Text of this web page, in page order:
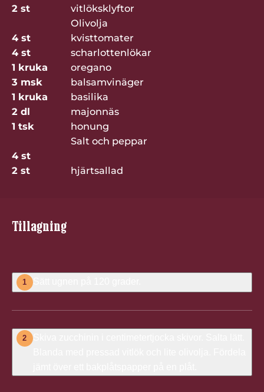
2 st
vitlöksklyftor
Olivolja
4 st
kvisttomater
4 st
scharlottenlökar
1 kruka
oregano
3 msk
balsamvinäger
1 kruka
basilika
2 dl
majonnäs
1 tsk
honung
Salt och peppar
4 st
2 st
hjärtsallad
Tillagning
1 Sätt ugnen på 120 grader.
2
Skiva zucchinin i centimetertjocka skivor. Salta lätt.